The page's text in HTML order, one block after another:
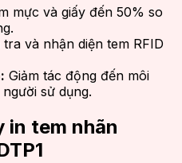
mực và giấy đến 50% so
tra và nhận diện tem RFID
Giảm tác động đến môi
sử dụng.
in tem nhãn